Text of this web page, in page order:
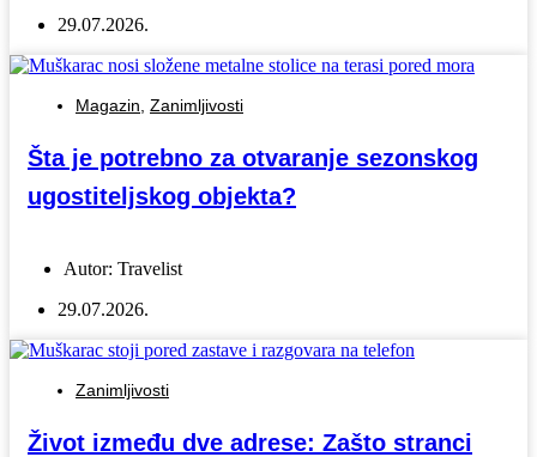
29.07.2026.
Magazin Zanimljivosti
Šta je potrebno za otvaranje sezonskog
ugostiteljskog objekta?
Autor: Travelist
29.07.2026.
Zanimljivosti
Život između dve adrese: Zašto stranci